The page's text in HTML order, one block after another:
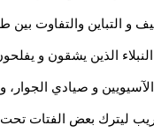
والتفاوت بين
الذين يشقون و
و صيادي الجوار، و
ليترك بعض الفتات تحت